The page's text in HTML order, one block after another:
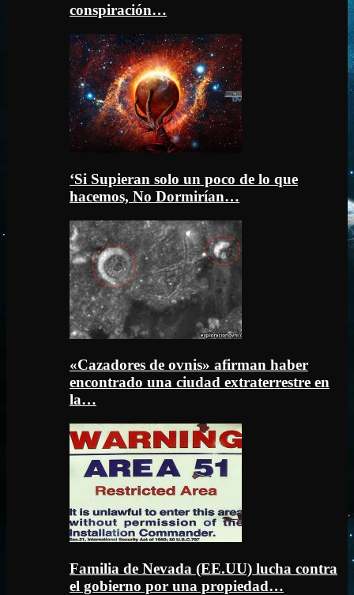
conspiración…
‘Si Supieran solo un poco de lo que
hacemos, No Dormirían…
«Cazadores de ovnis» afirman haber
encontrado una ciudad extraterrestre en
la…
Familia de Nevada (EE.UU) lucha contra
el gobierno por una propiedad…